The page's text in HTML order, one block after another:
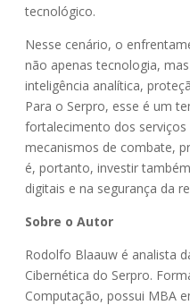
tecnológico.
Nesse cenário, o
não apenas tecnologia,
inteligência analítica,
Para o Serpro, esse é um
fortalecimento dos serviços
mecanismos de combate,
é, portanto, investir
digitais e na segurança da
Sobre o Autor
Rodolfo Blaauw é analista
Cibernética do Serpro.
Computação, possui MBA